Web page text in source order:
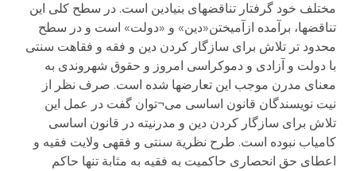
مختلف خود گرفتار تناقضهای بنیادین است. در سطح کلی این
تناقضها، برآمده ازآمیختن«دین» و «دولت» است و در سطح
محدود تر تلاش برای سازگار کردن دین و فقه و فقاهت سنتی
با دولت و آزادی و دموکراسی امروز و حقوق شهروندی به
معنای مدرن موجب این تعارضها شده است. صرف نظر از
نیت نویسندگان قانون اساسی می¬توان گفت در عمل این
تلاش برای سازگار کردن دین و مدرنیته در قانون اساسی
کامیاب نبوده است. طرح نظریة سنتی و فقهی ولایت فقیه و
اعطای حق انحصاری حاکمیت به فقیه به مثابة تنها حاکم